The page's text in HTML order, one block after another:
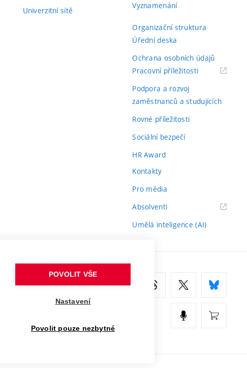
Univerzitní sítě
Vyznamenání
Organizační struktura
Úřední deska
Ochrana osobních údajů
Pracovní příležitosti(externí
Podpora a rozvoj
zaměstnanců a studujících
Rovné příležitosti
Sociální bezpečí
HR Award
Kontakty
Pro média
Absolventi(externí
Umělá inteligence (AI)
POVOLIT VŠE
Nastavení
Povolit pouze nezbytné